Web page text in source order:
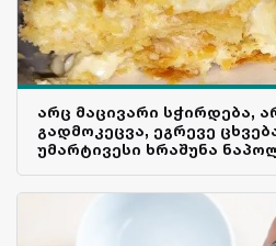
არც მაცივარი სჭირდება,
გადმოკეცვა, ეგრევე
უმარტივესი ხრაშუნა